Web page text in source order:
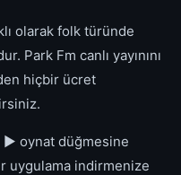
olarak folk türünde
Park Fm canlı yayınını
hiçbir ücret
▶ oynat düğmesine
uygulama indirmenize